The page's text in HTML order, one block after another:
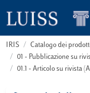
IRIS
Catalogo dei
01 - Pubblicazione su
01.1 - Articolo su rivista